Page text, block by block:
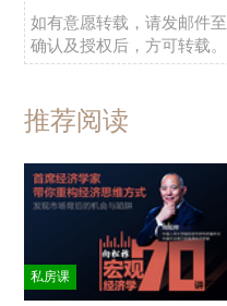
如有意愿转载，请发邮件至
确认及授权后，方可转载。
推荐阅读
私房课